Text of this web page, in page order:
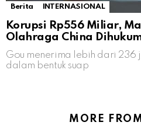
Berita INTERNASIONAL
Korupsi Rp556 Miliar,
Olahraga China
Gou menerima lebih dari 236
dalam bentuk suap
MORE